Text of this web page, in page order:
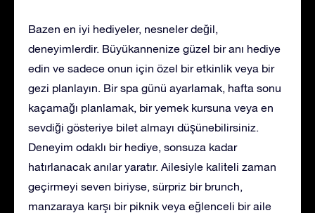
Bazen en iyi hediyeler, nesneler değil,
deneyimlerdir. Büyükannenize güzel bir anı hediye
edin ve sadece onun için özel bir etkinlik veya bir
gezi planlayın. Bir spa günü ayarlamak, hafta sonu
kaçamağı planlamak, bir yemek kursuna veya en
sevdiği gösteriye bilet almayı düşünebilirsiniz.
Deneyim odaklı bir hediye, sonsuza kadar
hatırlanacak anılar yaratır. Ailesiyle kaliteli zaman
geçirmeyi seven biriyse, sürpriz bir brunch,
manzaraya karşı bir piknik veya eğlenceli bir aile